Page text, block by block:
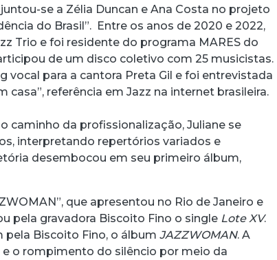
juntou-se a Zélia Duncan e Ana Costa no projeto
do Brasil”. Entre os anos de 2020 e 2022,
Trio e foi residente do programa MARES do
de um disco coletivo com 25 musicistas.
vocal para a cantora Preta Gil e foi entrevistada
casa”, referência em Jazz na internet brasileira.
caminho da profissionalização, Juliane se
interpretando repertórios variados e
desembocou em seu primeiro álbum,
que apresentou no Rio de Janeiro e
pela gravadora Biscoito Fino o single Lote XV.
pela Biscoito Fino, o álbumJAZZWOMAN. A
e o rompimento do silêncio por meio da